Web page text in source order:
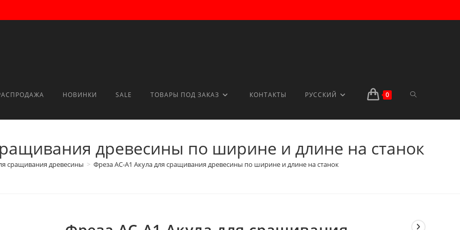
НОВИНКИ SALE ТОВАРЫ ПОД ЗАКАЗ КОНТАКТЫ РУССКИЙ 0
ПОИСК
древесины по ширине и длине на станок
сращивания древесины > Фреза AС-A1 Акула для сращивания древесины по ширине и длине на станок